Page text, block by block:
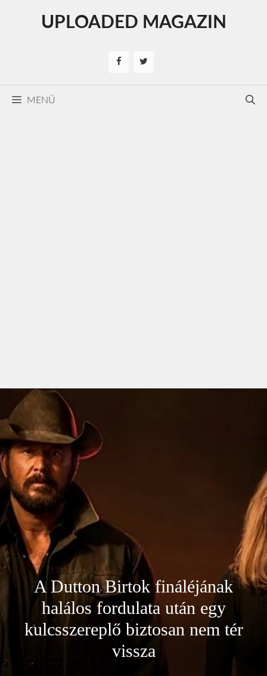
UPLOADED MAGAZIN
MENÜ
A Dutton Birtok fináléjának
halálos fordulata után egy
kulcsszereplő biztosan nem tér
vissza